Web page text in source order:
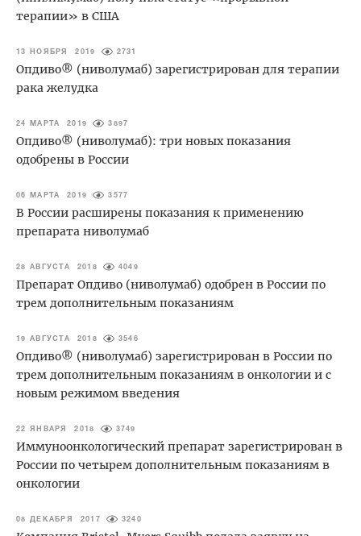
терапии» в США
13 НОЯБРЯ 2019 2731
Опдиво® (ниволумаб) зарегистрирован для терапии
рака желудка
24 МАРТА 2019 3897
Опдиво® (ниволумаб): три новых показания
одобрены в России
06 МАРТА 2019 3577
В России расширены показания к применению
препарата ниволумаб
28 АВГУСТА 2018 4049
Препарат Опдиво (ниволумаб) одобрен в России по
трем дополнительным показаниям
19 АВГУСТА 2018 3546
Опдиво® (ниволумаб) зарегистрирован в России по
трем дополнительным показаниям в онкологии и c
новым режимом введения
22 ЯНВАРЯ 2018 3749
Иммуноонкологический препарат зарегистрирован в
России по четырем дополнительным показаниям в
онкологии
08 ДЕКАБРЯ 2017 3240